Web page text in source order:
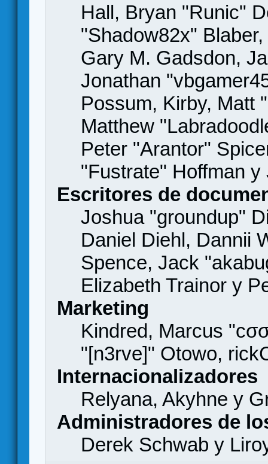
Hall, Bryan "Runic"
"Shadow82x"
Gary M. Gadsdon,
Jonathan
Possum, Kirby, Matt
Matthew
Peter "Arantor"
"Fustrate" Hoffman
Escritores de
Joshua "groundup"
Daniel Diehl, Dannii
Spence, Jack
Elizabeth Trainor y
Marketing
Kindred, Marcus
"[n3rve]" Otowo,
Internacionalizadores
Relyana, Akyhne y
Administradores de
Derek Schwab y